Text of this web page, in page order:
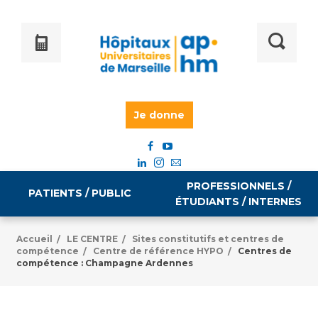
Je donne
PATIENTS / PUBLIC
Informations pratiques
PROFESSIONNELS /
ÉTUDIANTS / INTERNES
Égalité professionnelle
Accueil / LE CENTRE /
Sites constitutifs et centres de
compétence / Centre de référence HYPO /
Centres de
compétence : Champagne Ardennes